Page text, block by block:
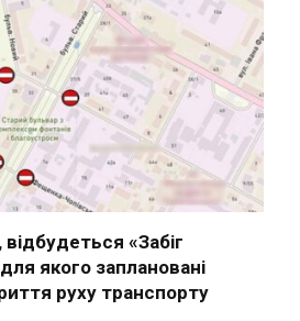
«Забіг
якого заплановані
руху транспорту